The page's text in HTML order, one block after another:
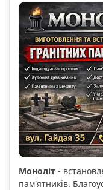
Моноліт -
пам'ятників.